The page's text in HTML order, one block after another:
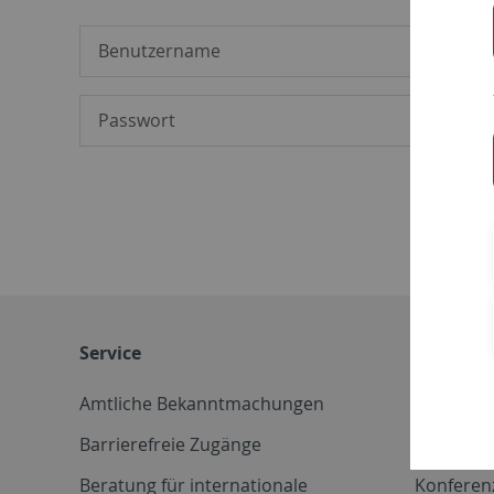
Service
Amtliche Bekanntmachungen
Barrierefreie Zugänge
Beratung für internationale